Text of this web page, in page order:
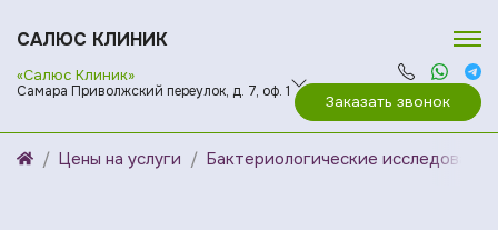
САЛЮС КЛИНИК
«Салюс Клиник»
Самара Приволжский переулок, д. 7, оф. 1
Заказать звонок
Цены на услуги Бактериологические исследования